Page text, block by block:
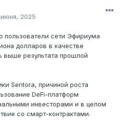
2025
сети Эфириума
долларов в качестве
выше результата прошлой
Sentora, причиной роста
DeFi-платформ
инвесторами и в целом
со смарт-контрактами.